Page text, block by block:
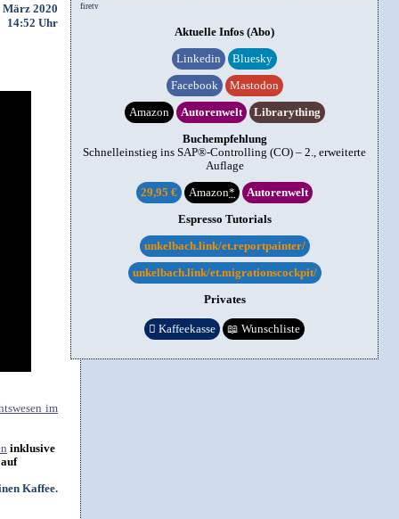
März 2020
14:52 Uhr
im
inklusive
firetv
Aktuelle Infos (Abo)
Linkedin Bluesky
Facebook Mastodon
Amazon Autorenwelt Librarything
Buchempfehlung
Schnelleinstieg ins SAP®-Controlling (CO) – 2., erweiterte
Auflage
29,95 € Amazon* Autorenwelt
Espresso Tutorials
unkelbach.link/et.reportpainter/
unkelbach.link/et.migrationscockpit/
Privates
 Kaffeekasse 📖 Wunschliste